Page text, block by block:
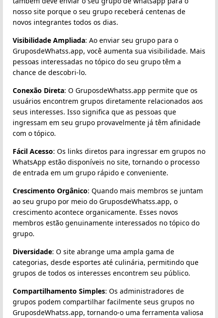
nosso site porque o seu grupo receberá centenas de
novos integrantes todos os dias.
Visibilidade Ampliada: Ao enviar seu grupo para o
GruposdeWhatss.app, você aumenta sua visibilidade. Mais
pessoas interessadas no tópico do seu grupo têm a
chance de descobri-lo.
Conexão Direta: O GruposdeWhatss.app permite que os
usuários encontrem grupos diretamente relacionados aos
seus interesses. Isso significa que as pessoas que
ingressam em seu grupo provavelmente já têm afinidade
com o tópico.
Fácil Acesso: Os links diretos para ingressar em grupos no
WhatsApp estão disponíveis no site, tornando o processo
de entrada em um grupo rápido e conveniente.
Crescimento Orgânico: Quando mais membros se juntam
ao seu grupo por meio do GruposdeWhatss.app, o
crescimento acontece organicamente. Esses novos
membros estão genuinamente interessados no tópico do
grupo.
Diversidade: O site abrange uma ampla gama de
categorias, desde esportes até culinária, permitindo que
grupos de todos os interesses encontrem seu público.
Compartilhamento Simples: Os administradores de
grupos podem compartilhar facilmente seus grupos no
GruposdeWhatss.app, tornando-o uma ferramenta valiosa